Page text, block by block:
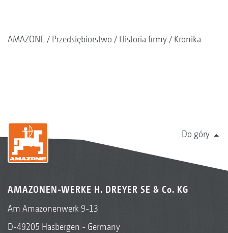
AMAZONE Przedsiębiorstwo Historia firmy Kronika
Do góry
AMAZONEN-WERKE H. DREYER SE & Co. KG
Am Amazonenwerk 9-13
D-49205 Hasbergen - Germany